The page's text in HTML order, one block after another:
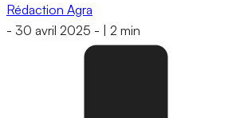
Rédaction Agra
- 30 avril 2025 - 2 min